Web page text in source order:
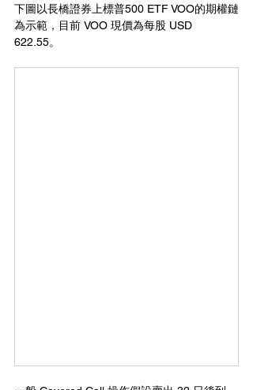
下圖以長橋證券上標普500 ETF VOO的期權鏈
為示範，目前 VOO 現價為每股 USD
622.55。